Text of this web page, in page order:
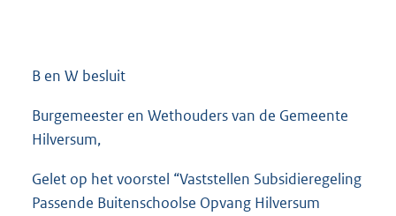
B en W besluit
Burgemeester en Wethouders van de Gemeente
Hilversum,
Gelet op het voorstel “Vaststellen Subsidieregeling
Passende Buitenschoolse Opvang Hilversum